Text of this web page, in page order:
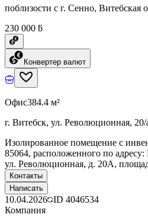
поблизости с г. Сенно, Витебская
230 000 ƃ
Конвертер валют
Офис384.4 м²
г. Витебск, ул. Революционная, 20/
Изолированное помещение с
85064, расположенного по адресу:
ул. Революционная, д. 20А,
Контакты
Написать
10.04.2026 ID 4046534
Компания